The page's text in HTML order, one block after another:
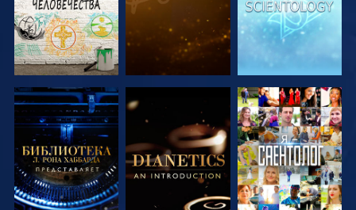
СМОТРЕТЬ
ПЕРЕДАЧИ
СМОТРЕТЬ
ПЕРЕДАЧИ
СМОТРЕТЬ